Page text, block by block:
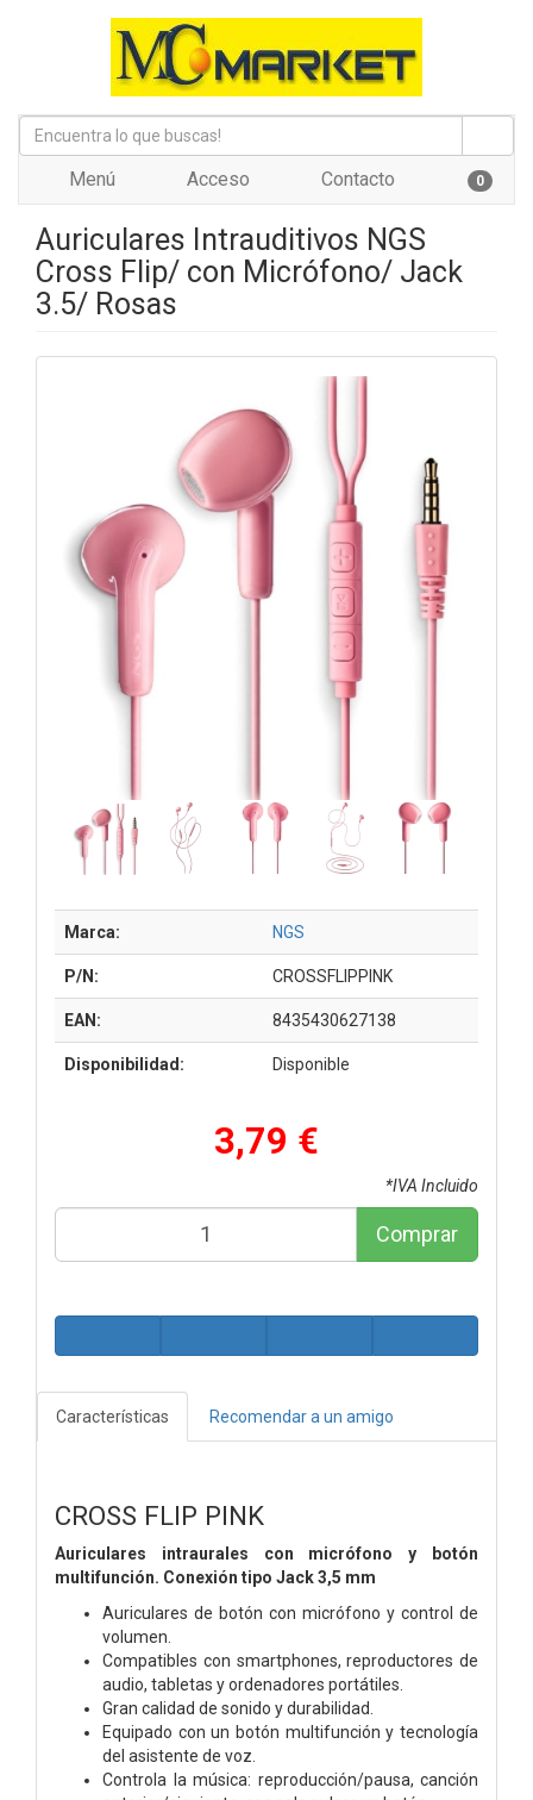
Menú Acceso Contacto 0
Auriculares Intrauditivos NGS
Cross Flip/ con Micrófono/ Jack
3.5/ Rosas
Marca: NGS
P/N: CROSSFLIPPINK
EAN: 8435430627138
Disponibilidad: Disponible
3,79 €
*IVA Incluido
Comprar
Características Recomendar a un amigo
CROSS FLIP PINK
Auriculares intraurales con micrófono y botón
multifunción. Conexión tipo Jack 3,5 mm
Auriculares de botón con micrófono y control de
volumen.
Compatibles con smartphones, reproductores de
audio, tabletas y ordenadores portátiles.
Gran calidad de sonido y durabilidad.
Equipado con un botón multifunción y tecnología
del asistente de voz.
Controla la música: reproducción/pausa, canción